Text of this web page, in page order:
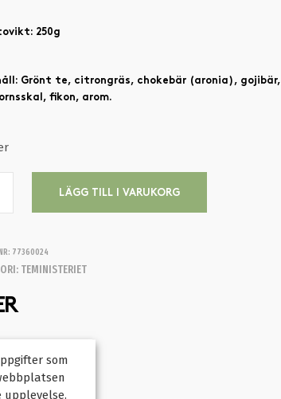
250g
Grönt te, citrongräs, chokebär (aronia), gojibär,
fikon, arom.
LÄGG TILL I VARUKORG
77360024
TEMINISTERIET
som